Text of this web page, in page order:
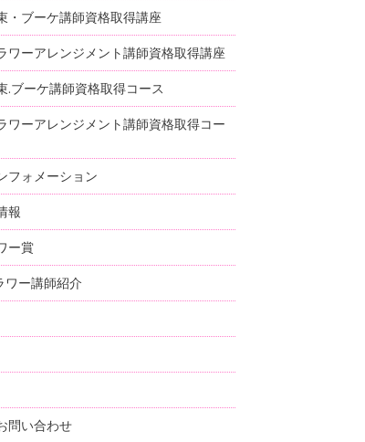
・ブーケ講師資格取得講座
ワーアレンジメント講師資格取得講座
.ブーケ講師資格取得コース
ワーアレンジメント講師資格取得コー
フォメーション
報
ー賞
ワー講師紹介
問い合わせ